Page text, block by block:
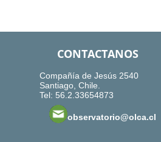
CONTACTANOS
Compañía de Jesús 2540
Santiago, Chile.
Tel: 56.2.33654873
observatorio@olca.cl